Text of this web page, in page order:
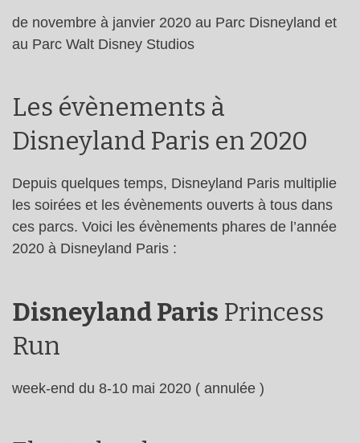
de novembre à janvier 2020 au Parc Disneyland et
au Parc Walt Disney Studios
Les évènements à
Disneyland Paris en 2020
Depuis quelques temps, Disneyland Paris multiplie
les soirées et les évènements ouverts à tous dans
ces parcs. Voici les évènements phares de l’année
2020 à Disneyland Paris :
Disneyland Paris Princess
Run
week-end du 8-10 mai 2020 ( annulée )